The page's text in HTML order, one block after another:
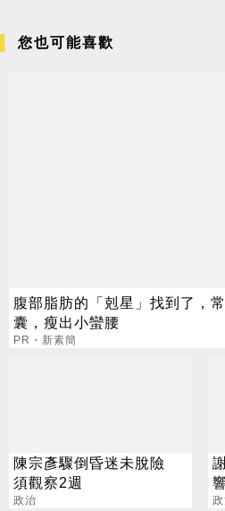
您也可能喜歡
腹部脂肪的「剋星」找到了，
囊，瘦出小蠻腰
PR・新素簡
陳宗彥驟倒昏迷未脫險
須觀察2週
政治